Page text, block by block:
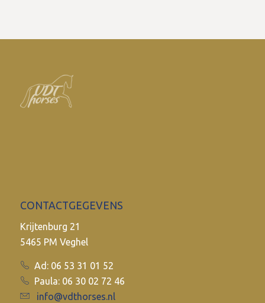
CONTACTGEGEVENS
Krijtenburg 21
5465 PM Veghel
Ad: 06 53 31 01 52
Paula: 06 30 02 72 46
info@vdthorses.nl